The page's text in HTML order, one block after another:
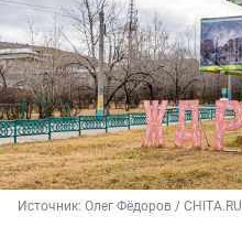
Источник: Олег Фёдоров / CHITA.RU